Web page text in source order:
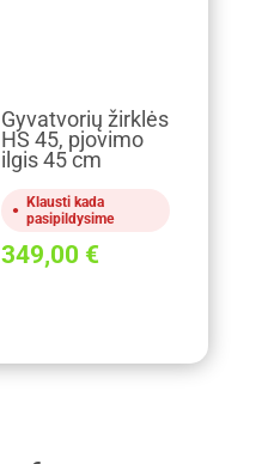
Gyvatvorių žirklės
HS 45, pjovimo
ilgis 45 cm
Klausti kada
pasipildysime
349,00 €